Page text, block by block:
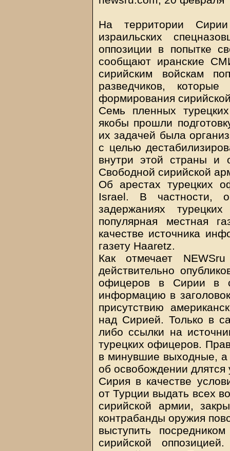
На территории
израильских
оппозиции в попытке
сообщают иранские
сирийским войскам
разведчиков,
формирования
Семь пленных
якобы прошли
их задачей была
с целью
внутри этой страны и
Свободной сирийской
Об арестах турецких
Israel. В частности,
задержаниях
популярная местная
качестве источника
газету Haaretz.
Как отмечает
действительно
офицеров в Сирии в
информацию в
присутствию
над Сирией. Только в
либо ссылки на
турецких офицеров.
в минувшие выходные, а
об освобождении
Сирия в качестве
от Турции выдать всех
сирийской армии,
контрабанды оружия
выступить
сирийской